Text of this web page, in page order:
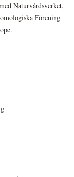
Naturvårdsverket,
Förening